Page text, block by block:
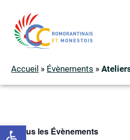
Ouvrir la barre
Accueil » Évènements »
« Tous les Évènements